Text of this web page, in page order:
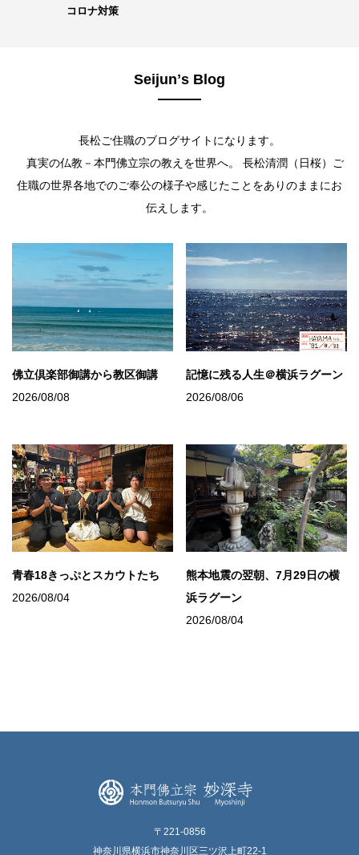
コロナ対策
Seijunʼs Blog
長松ご住職のブログサイトになります。
真実の仏教－本門佛立宗の教えを世界へ。 長松清潤（日桜）ご
住職の世界各地でのご奉公の様子や感じたことをありのままにお
伝えします。
佛立倶楽部御講から教区御講
2026/08/08
記憶に残る人生＠横浜ラグーン
2026/08/06
青春18きっぷとスカウトたち
2026/08/04
熊本地震の翌朝、7月29日の横
浜ラグーン
2026/08/04
〒221-0856
神奈川県横浜市神奈川区三ツ沢上町22-1